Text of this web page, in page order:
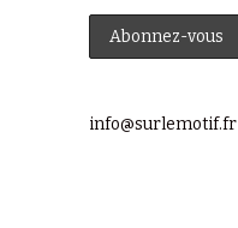
info@surlemotif.fr